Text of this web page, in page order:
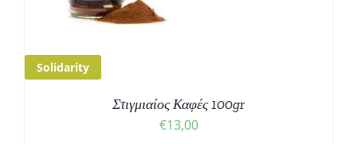
Solidarity
Στιγμιαίος Καφές 100gr
€13,00